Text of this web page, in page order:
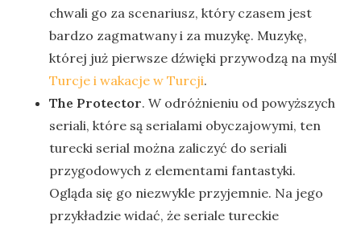
chwali go za scenariusz, który czasem jest
bardzo zagmatwany i za muzykę. Muzykę,
której już pierwsze dźwięki przywodzą na myśl
Turcje i wakacje w Turcji.
The Protector. W odróżnieniu od powyższych
seriali, które są serialami obyczajowymi, ten
turecki serial można zaliczyć do seriali
przygodowych z elementami fantastyki.
Ogląda się go niezwykle przyjemnie. Na jego
przykładzie widać, że seriale tureckie